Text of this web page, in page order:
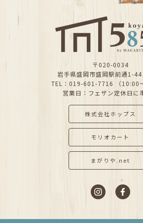
〒020-0034
岩手県盛岡市盛岡駅前通1-
TEL：019-601-7716 （10:00
営業日：フェザン定休日に
株式会社ホップス
モリオカート
まがりや.net